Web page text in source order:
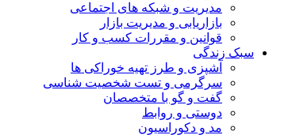
مدیریت و شبکه های اجتماعی
بازاریابی و مدیریت بازار
قوانین و مقررات کسب و کار
سبک زندگی
آشپزی و طرز تهیه خوراکی ها
سرگرمی و تست شخصیت شناسی
گفت و گو با متخصصان
دوستی و روابط
مد و دکوراسیون